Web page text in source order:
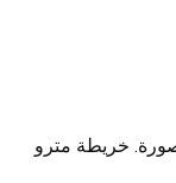
خريطة مترو